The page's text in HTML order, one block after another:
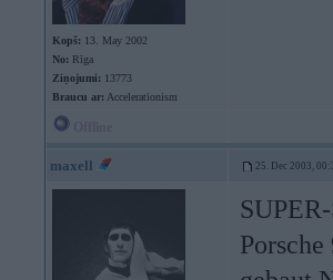
Kopš: 13. May 2002
No: Rīga
Ziņojumi: 13773
Braucu ar: Accelerationism
maxell 25. Dec 2003,